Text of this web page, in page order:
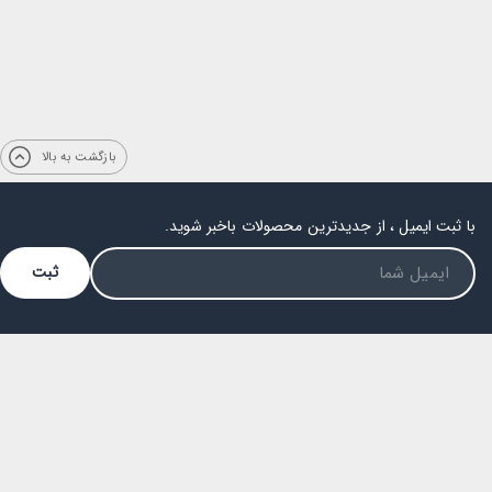
بازگشت به بالا
با ثبت ایمیل ، از جدیدترین محصولات باخبر شوید.
ثبت